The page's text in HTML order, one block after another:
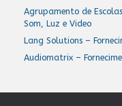
Agrupamento de
Som, Luz e Video
Lang Solutions –
Audiomatrix –